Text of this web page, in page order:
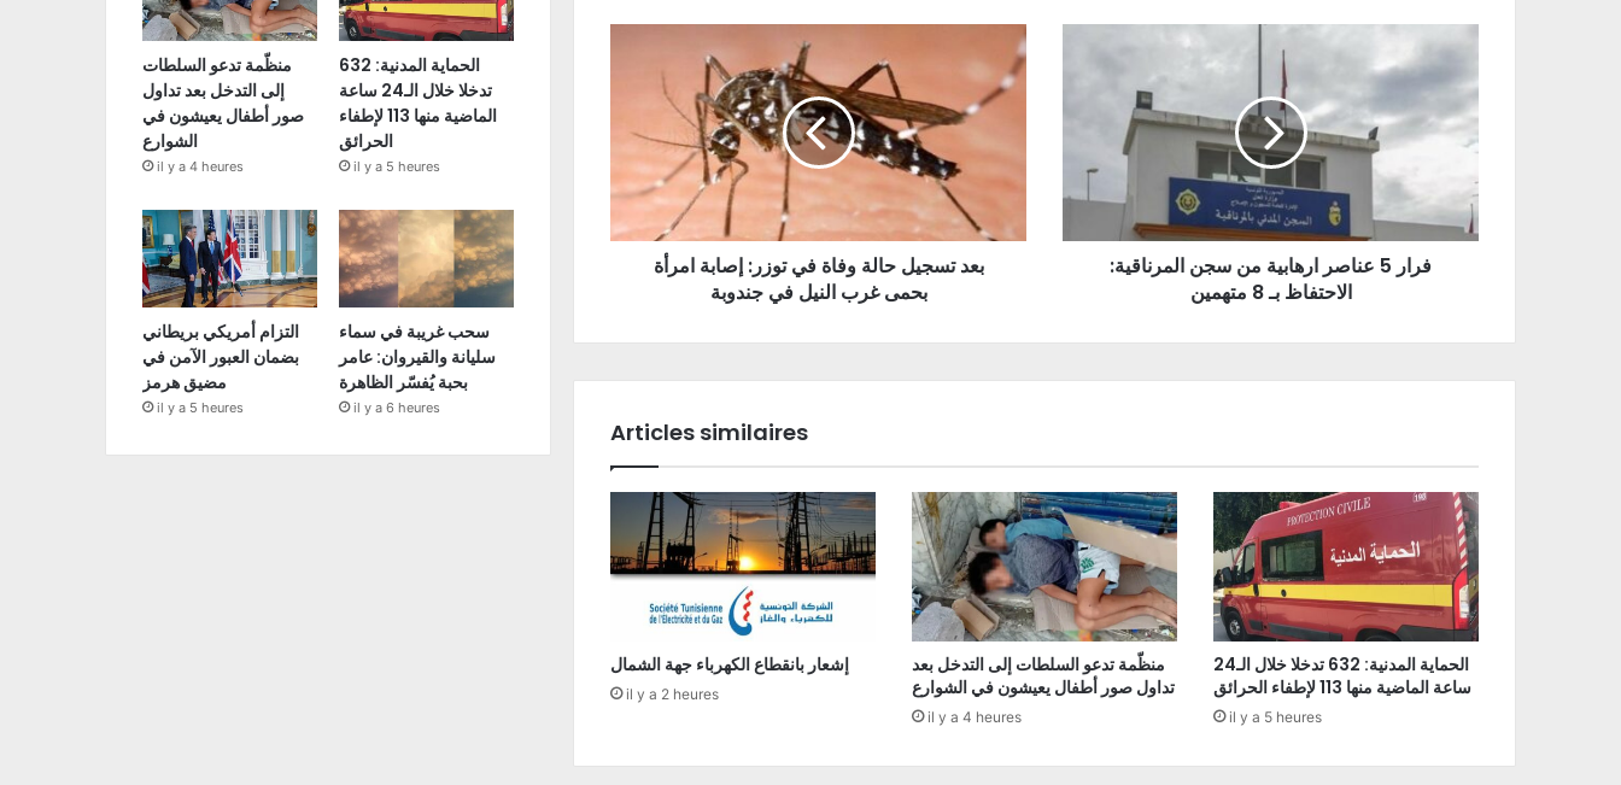
بعد تسجيل حالة وفاة في توزر: إصابة امرأة
بحمى غرب النيل في جندوبة
فرار 5 عناصر ارهابية من سجن المرناقية:
الاحتفاظ بـ 8 متهمين
Articles similaires
إشعار بانقطاع الكهرباء جهة الشمال
il y a 2 heures
منظّمة تدعو السلطات إلى التدخل بعد
تداول صور أطفال يعيشون في الشوارع
il y a 4 heures
الحماية المدنية: 632 تدخلا خلال الـ24
ساعة الماضية منها 113 لإطفاء الحرائق
il y a 5 heures
منظّمة تدعو السلطات
إلى التدخل بعد تداول
صور أطفال يعيشون في
الشوارع
il y a 4 heures
الحماية المدنية: 632
تدخلا خلال الـ24 ساعة
الماضية منها 113 لإطفاء
الحرائق
il y a 5 heures
التزام أمريكي بريطاني
بضمان العبور الآمن في
مضيق هرمز
il y a 5 heures
سحب غريبة في سماء
سليانة والقيروان: عامر
بحبة يُفسّر الظاهرة
il y a 6 heures